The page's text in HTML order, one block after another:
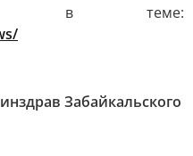
в теме:
Забайкальского